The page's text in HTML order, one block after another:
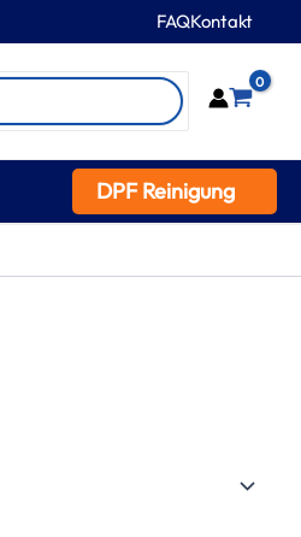
FAQKontakt
0
DPF Reinigung